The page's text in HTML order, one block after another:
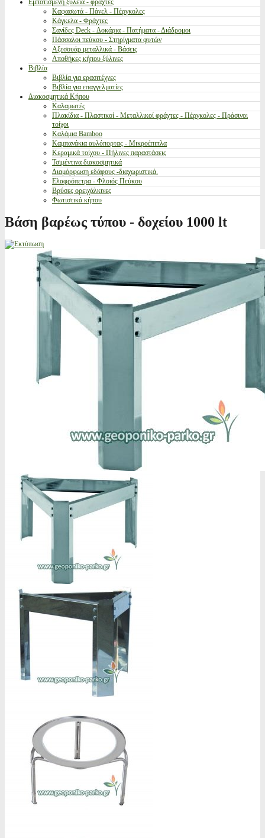
Εμποτισμένη ξυλεία - φράχτες
Καφασωτά - Πάνελ - Πέργκολες
Κάγκελα - Φράχτες
Σανίδες Deck - Δοκάρια - Πατήματα - Διάδρομοι
Πάσσαλοι πεύκου - Στηρίγματα φυτών
Αξεσουάρ μεταλλικά - Βάσεις
Αποθήκες κήπου ξύλινες
Βιβλία
Βιβλία για ερασιτέχνες
Βιβλία για επαγγελματίες
Διακοσμητικά Κήπου
Καλαμωτές
Πλακίδια - Πλαστικοί - Μεταλλικοί φράχτες - Πέργκολες - Πράσινοι
τοίχοι
Καλάμια Bamboo
Καμπανάκια αυλόπορτας - Μικροέπιπλα
Κεραμικά τοίχου - Πήλινες παραστάσεις
Τσιμέντινα διακοσμητικά
Διαμόρφωση εδάφους -διαχωριστικά.
Ελαφρόπετρα - Φλοιός Πεύκου
Βρύσες ορειχάλκινες
Φωτιστικά κήπου
Βάση βαρέως τύπου - δοχείου 1000 lt